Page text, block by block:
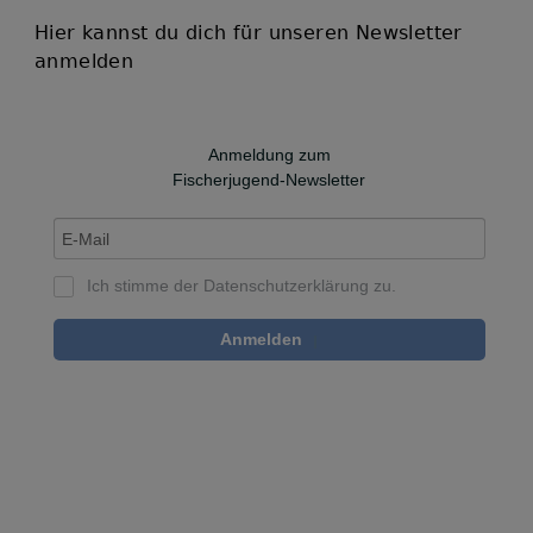
Hier kannst du dich für unseren Newsletter
anmelden
Anmeldung zum
Fischerjugend-Newsletter
Ich stimme der Datenschutzerklärung zu.
Anmelden